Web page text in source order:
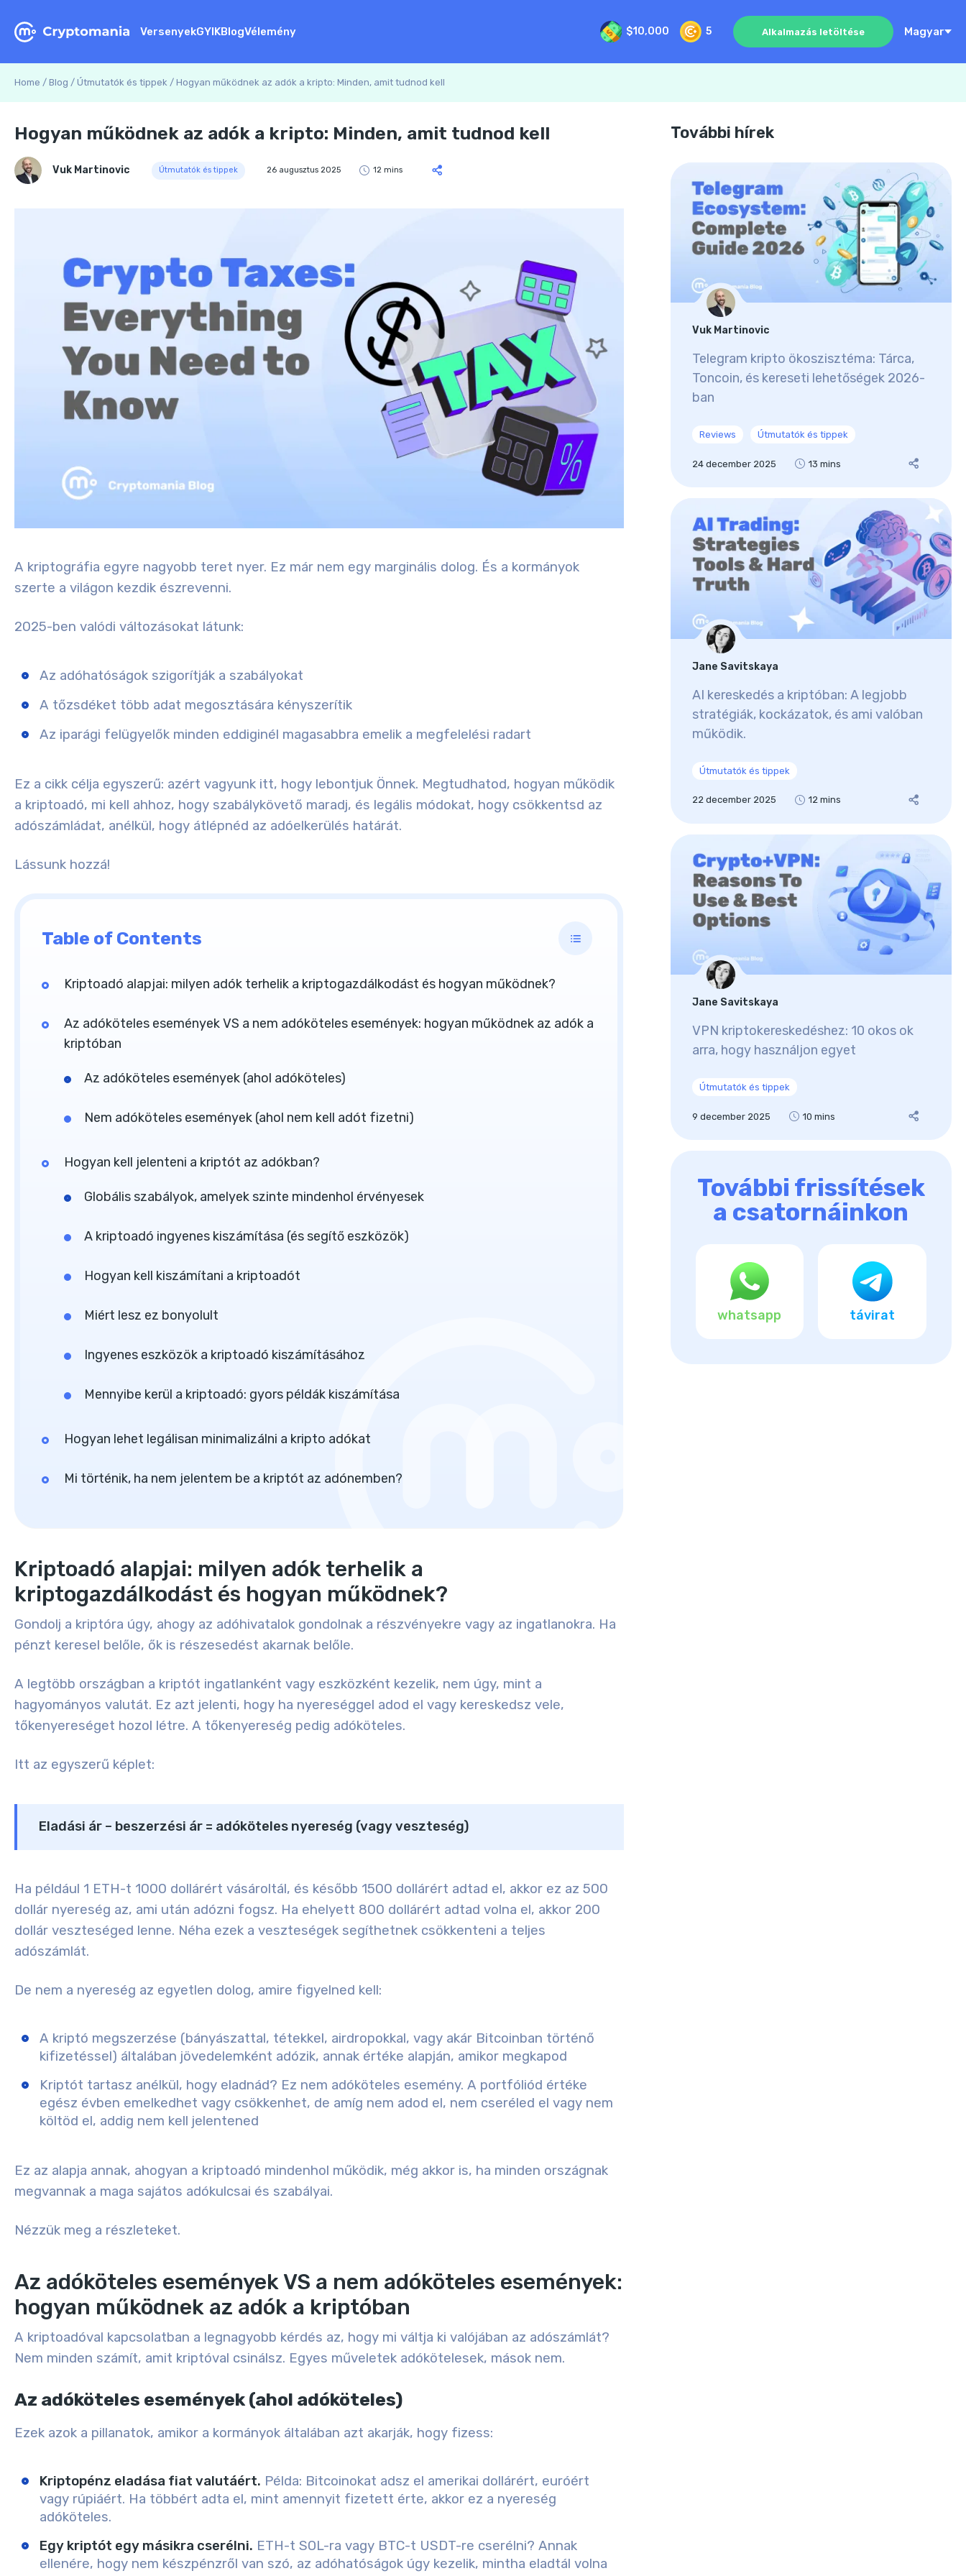
VersenyekGYIKBlogVélemény $10,000 5 Alkalmazás letöltése Magyar
Home / Blog / Útmutatók és tippek / Hogyan működnek az adók a kripto: Minden, amit tudnod kell
Hogyan működnek az adók a kripto: Minden, amit tudnod kell
Vuk Martinovic Útmutatók és tippek 26 augusztus 2025 12 mins
A kriptográfia egyre nagyobb teret nyer. Ez már nem egy marginális dolog. És a kormányok
szerte a világon kezdik észrevenni.
2025-ben valódi változásokat látunk:
Az adóhatóságok szigorítják a szabályokat
A tőzsdéket több adat megosztására kényszerítik
Az iparági felügyelők minden eddiginél magasabbra emelik a megfelelési radart
Ez a cikk célja egyszerű: azért vagyunk itt, hogy lebontjuk Önnek. Megtudhatod, hogyan működik
a kriptoadó, mi kell ahhoz, hogy szabálykövető maradj, és legális módokat, hogy csökkentsd az
adószámládat, anélkül, hogy átlépnéd az adóelkerülés határát.
Lássunk hozzá!
Table of Contents
Kriptoadó alapjai: milyen adók terhelik a kriptogazdálkodást és hogyan működnek?
Az adóköteles események VS a nem adóköteles események: hogyan működnek az adók a
kriptóban
Az adóköteles események (ahol adóköteles)
Nem adóköteles események (ahol nem kell adót fizetni)
Hogyan kell jelenteni a kriptót az adókban?
Globális szabályok, amelyek szinte mindenhol érvényesek
A kriptoadó ingyenes kiszámítása (és segítő eszközök)
Hogyan kell kiszámítani a kriptoadót
Miért lesz ez bonyolult
Ingyenes eszközök a kriptoadó kiszámításához
Mennyibe kerül a kriptoadó: gyors példák kiszámítása
Hogyan lehet legálisan minimalizálni a kripto adókat
Mi történik, ha nem jelentem be a kriptót az adónemben?
Kriptoadó alapjai: milyen adók terhelik a
kriptogazdálkodást és hogyan működnek?
Gondolj a kriptóra úgy, ahogy az adóhivatalok gondolnak a részvényekre vagy az ingatlanokra. Ha
pénzt keresel belőle, ők is részesedést akarnak belőle.
A legtöbb országban a kriptót ingatlanként vagy eszközként kezelik, nem úgy, mint a
hagyományos valutát. Ez azt jelenti, hogy ha nyereséggel adod el vagy kereskedsz vele,
tőkenyereséget hozol létre. A tőkenyereség pedig adóköteles.
Itt az egyszerű képlet:
Eladási ár – beszerzési ár = adóköteles nyereség (vagy veszteség)
Ha például 1 ETH-t 1000 dollárért vásároltál, és később 1500 dollárért adtad el, akkor ez az 500
dollár nyereség az, ami után adózni fogsz. Ha ehelyett 800 dollárért adtad volna el, akkor 200
dollár veszteséged lenne. Néha ezek a veszteségek segíthetnek csökkenteni a teljes
adószámlát.
De nem a nyereség az egyetlen dolog, amire figyelned kell:
A kriptó megszerzése (bányászattal, tétekkel, airdropokkal, vagy akár Bitcoinban történő
kifizetéssel) általában jövedelemként adózik, annak értéke alapján, amikor megkapod
Kriptót tartasz anélkül, hogy eladnád? Ez nem adóköteles esemény. A portfóliód értéke
egész évben emelkedhet vagy csökkenhet, de amíg nem adod el, nem cseréled el vagy nem
költöd el, addig nem kell jelentened
Ez az alapja annak, ahogyan a kriptoadó mindenhol működik, még akkor is, ha minden országnak
megvannak a maga sajátos adókulcsai és szabályai.
Nézzük meg a részleteket.
Az adóköteles események VS a nem adóköteles események:
hogyan működnek az adók a kriptóban
A kriptoadóval kapcsolatban a legnagyobb kérdés az, hogy mi váltja ki valójában az adószámlát?
Nem minden számít, amit kriptóval csinálsz. Egyes műveletek adókötelesek, mások nem.
Az adóköteles események (ahol adóköteles)
Ezek azok a pillanatok, amikor a kormányok általában azt akarják, hogy fizess:
Kriptopénz eladása fiat valutáért. Példa: Bitcoinokat adsz el amerikai dollárért, euróért
vagy rúpiáért. Ha többért adta el, mint amennyit fizetett érte, akkor ez a nyereség
adóköteles.
Egy kriptót egy másikra cserélni. ETH-t SOL-ra vagy BTC-t USDT-re cserélni? Annak
ellenére, hogy nem készpénzről van szó, az adóhatóságok úgy kezelik, mintha eladtál volna
További hírek
Vuk Martinovic
Telegram kripto ökoszisztéma: Tárca,
Toncoin, és kereseti lehetőségek 2026-
ban
Reviews Útmutatók és tippek
24 december 2025 13 mins
Jane Savitskaya
AI kereskedés a kriptóban: A legjobb
stratégiák, kockázatok, és ami valóban
működik.
Útmutatók és tippek
22 december 2025 12 mins
Jane Savitskaya
VPN kriptokereskedéshez: 10 okos ok
arra, hogy használjon egyet
Útmutatók és tippek
9 december 2025 10 mins
További frissítések
a csatornáinkon
whatsapp távirat